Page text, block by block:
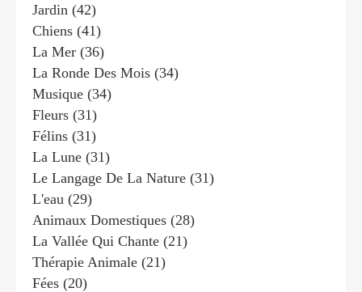
Jardin (42)
Chiens (41)
La Mer (36)
La Ronde Des Mois (34)
Musique (34)
Fleurs (31)
Félins (31)
La Lune (31)
Le Langage De La Nature (31)
L'eau (29)
Animaux Domestiques (28)
La Vallée Qui Chante (21)
Thérapie Animale (21)
Fées (20)